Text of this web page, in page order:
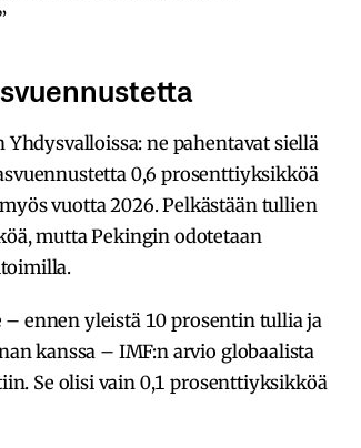
ne pahentavat siellä
0,6 prosenttiyksikköä
vuotta 2026. Pelkästään tullien
mutta Pekingin odotetaan
ennen yleistä 10 prosentin tullia ja
kanssa – IMF:n arvio globaalista
Se olisi vain 0,1 prosenttiyksikköä